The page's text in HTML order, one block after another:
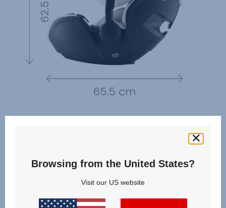
Browsing from the United States?
Visit our US website